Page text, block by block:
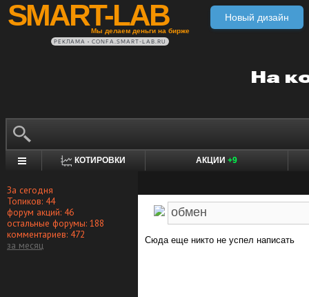
SMART-LAB
Мы делаем деньги на бирже
Новый дизайн
РЕКЛАМА • CONFA.SMART-LAB.RU
КОТИРОВКИ АКЦИИ +9
За сегодня
Топиков: 44
форум акций: 46
остальные форумы: 188
комментариев: 472
за месяц
Сюда еще никто не успел написать